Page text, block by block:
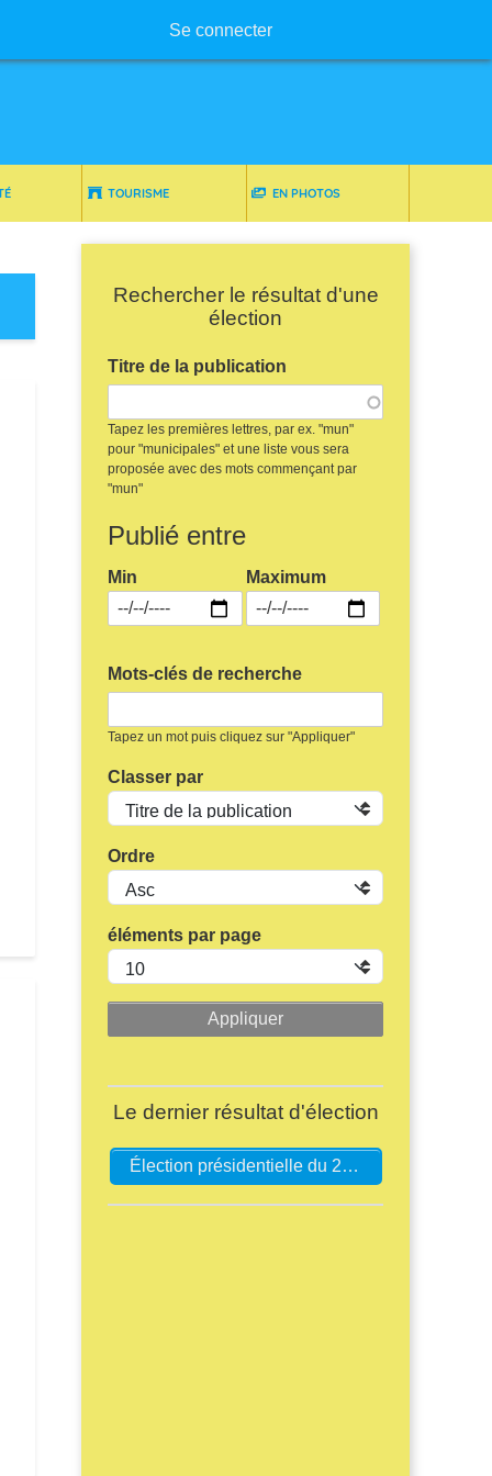
Se connecter
TOURISME EN PHOTOS
municpale du 15/03/2020
présidentielle du 23/04/2017 (1er tour)
Rechercher le résultat d'une
élection
Titre de la publication
Tapez les premières lettres, par ex. "mun"
pour "municipales" et une liste vous sera
proposée avec des mots commençant par
"mun"
Publié entre
Min Maximum
Mots-clés de recherche
Tapez un mot puis cliquez sur "Appliquer"
Classer par
Ordre
éléments par page
Le dernier résultat d'élection
Élection présidentielle du 23/04/2017 (1er tour)